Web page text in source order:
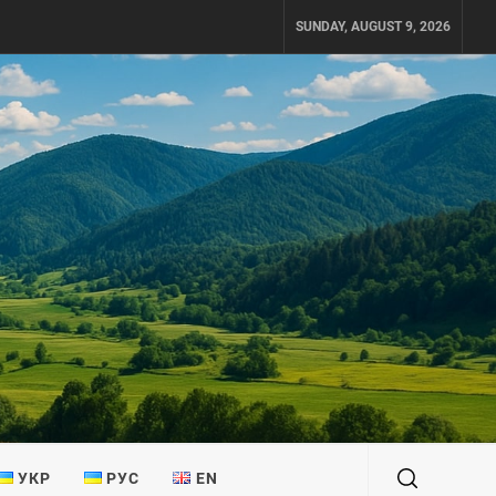
SUNDAY, AUGUST 9, 2026
УКР РУС EN